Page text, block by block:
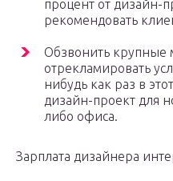
процент от дизайн-
рекомендовать
Обзвонить крупные
отрекламировать
нибудь как раз в
дизайн-проект для
либо офиса.
Зарплата дизайнера